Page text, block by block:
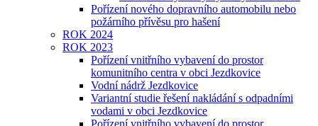
Pořízení nového dopravního automobilu nebo
požárního přívěsu pro hašení
ROK 2024
ROK 2023
Pořízení vnitřního vybavení do prostor
komunitního centra v obci Jezdkovice
Vodní nádrž Jezdkovice
Variantní studie řešení nakládání s odpadními
vodami v obci Jezdkovice
Pořízení vnitřního vybavení do prostor